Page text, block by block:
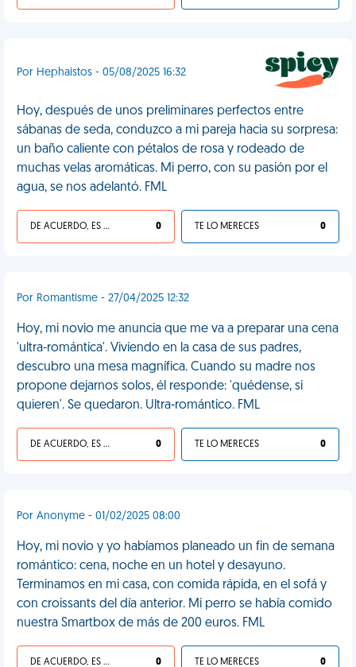
Por Hephaistos - 05/08/2025 16:32
Hoy, después de unos preliminares perfectos entre
sábanas de seda, conduzco a mi pareja hacia su sorpresa:
un baño caliente con pétalos de rosa y rodeado de
muchas velas aromáticas. Mi perro, con su pasión por el
agua, se nos adelantó. FML
DE ACUERDO, ES UNA VIDA HP 0 TE LO MERECES 0
Por Romantisme - 27/04/2025 12:32
Hoy, mi novio me anuncia que me va a preparar una cena
'ultra-romántica'. Viviendo en la casa de sus padres,
descubro una mesa magnífica. Cuando su madre nos
propone dejarnos solos, él responde: 'quédense, si
quieren'. Se quedaron. Ultra-romántico. FML
DE ACUERDO, ES UNA VIDA HP 0 TE LO MERECES 0
Por Anonyme - 01/02/2025 08:00
Hoy, mi novio y yo habíamos planeado un fin de semana
romántico: cena, noche en un hotel y desayuno.
Terminamos en mi casa, con comida rápida, en el sofá y
con croissants del día anterior. Mi perro se había comido
nuestra Smartbox de más de 200 euros. FML
DE ACUERDO, ES UNA VIDA HP 0 TE LO MERECES 0